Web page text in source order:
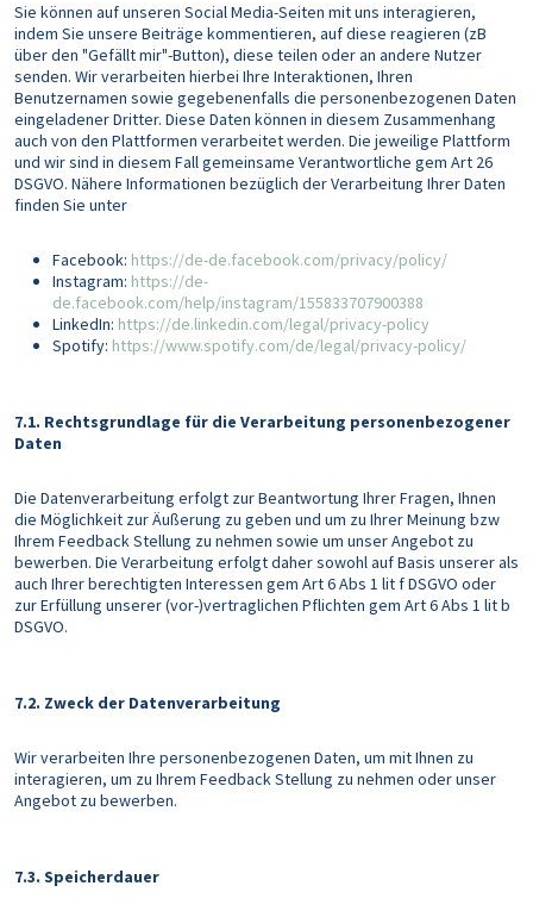
Sie können auf unseren Social Media-Seiten mit uns interagieren,
indem Sie unsere Beiträge kommentieren, auf diese reagieren (zB
über den "Gefällt mir"-Button), diese teilen oder an andere Nutzer
senden. Wir verarbeiten hierbei Ihre Interaktionen, Ihren
Benutzernamen sowie gegebenenfalls die personenbezogenen Daten
eingeladener Dritter. Diese Daten können in diesem Zusammenhang
auch von den Plattformen verarbeitet werden. Die jeweilige Plattform
und wir sind in diesem Fall gemeinsame Verantwortliche gem Art 26
DSGVO. Nähere Informationen bezüglich der Verarbeitung Ihrer Daten
finden Sie unter
Facebook: https://de-de.facebook.com/privacy/policy/
Instagram: https://de-
de.facebook.com/help/instagram/155833707900388
LinkedIn: https://de.linkedin.com/legal/privacy-policy
Spotify: https://www.spotify.com/de/legal/privacy-policy/
7.1. Rechtsgrundlage für die Verarbeitung personenbezogener
Daten
Die Datenverarbeitung erfolgt zur Beantwortung Ihrer Fragen, Ihnen
die Möglichkeit zur Äußerung zu geben und um zu Ihrer Meinung bzw
Ihrem Feedback Stellung zu nehmen sowie um unser Angebot zu
bewerben. Die Verarbeitung erfolgt daher sowohl auf Basis unserer als
auch Ihrer berechtigten Interessen gem Art 6 Abs 1 lit f DSGVO oder
zur Erfüllung unserer (vor-)vertraglichen Pflichten gem Art 6 Abs 1 lit b
DSGVO.
7.2. Zweck der Datenverarbeitung
Wir verarbeiten Ihre personenbezogenen Daten, um mit Ihnen zu
interagieren, um zu Ihrem Feedback Stellung zu nehmen oder unser
Angebot zu bewerben.
7.3. Speicherdauer